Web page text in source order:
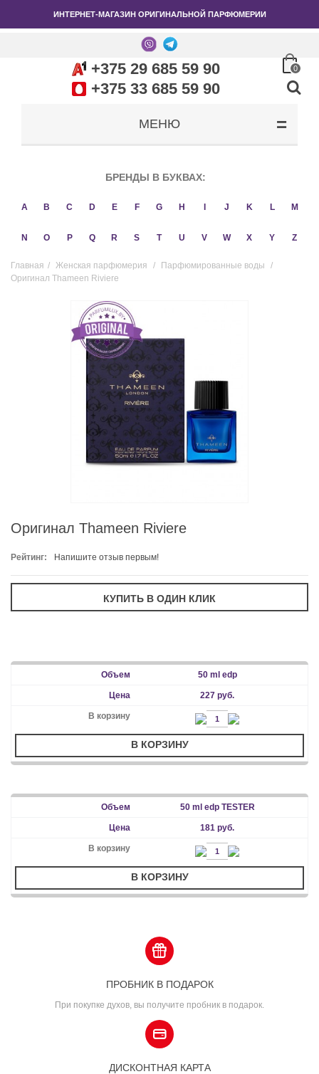
ИНТЕРНЕТ-МАГАЗИН ОРИГИНАЛЬНОЙ ПАРФЮМЕРИИ
+375 29 685 59 90
+375 33 685 59 90
0
МЕНЮ
БРЕНДЫ В БУКВАХ:
A B C D E F G H J K L M
N O P Q R S T U V W X Y Z
Главная / Женская парфюмерия / Парфюмированные воды
/
Оригинал Thameen Riviere
Оригинал Thameen Riviere
Рейтинг: Напишите отзыв первым!
50 ml edp
227 руб.
В КОРЗИНУ
50 ml edp TESTER
181 руб.
В КОРЗИНУ
ПРОБНИК В ПОДАРОК
При покупке духов, вы получите пробник в подарок.
ДИСКОНТНАЯ КАРТА